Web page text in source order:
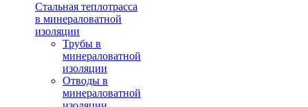
Стальная теплотрасса
в минераловатной
изоляции
Трубы в
минераловатной
изоляции
Отводы в
минераловатной